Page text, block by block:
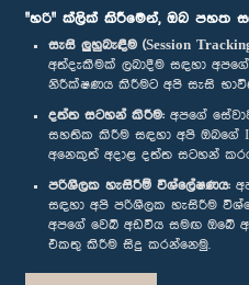
"හරි" ක්ලික් කිරීමෙන්, ඔබ පහත
සැසි ලුහුබැඳීම (Session
අත්දැකීමක් ලබාදීම සඳහා
නිරීක්ෂණය කිරීමට අපි සැසි
දත්ත සටහන් කිරීම: අපගේ
සහතික කිරීම සඳහා අපි ඔබගේ
අනෙකුත් අදාළ දත්ත සටහන්
පරිශීලක හැසිරීම් විශ්ලේෂණය:
සඳහා අපි පරිශීලක හැසිරීම
අපගේ වෙබ් අඩවිය සමඟ ඔබේ
එකතු කිරීම සිදු කරන්නෙමු.
අප හා සම්බන්ධ වී සිටින්න :
සම්මාන
පෞද්ගලිකත්ව ප්‍රතිපත්තිය